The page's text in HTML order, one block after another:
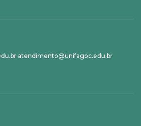
atendimento@unifagoc.edu.br